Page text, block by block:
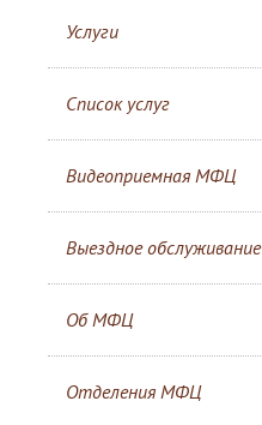
Услуги
Список услуг
Видеоприемная МФЦ
Выездное обслуживание
Об МФЦ
Отделения МФЦ